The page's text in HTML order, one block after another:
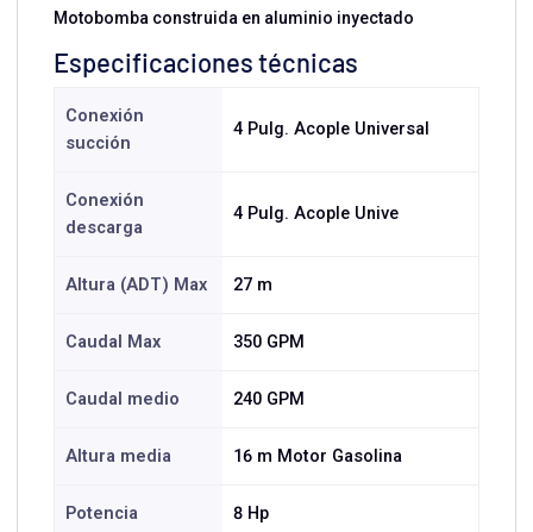
Motobomba construida en aluminio inyectado
Especificaciones técnicas
Conexión
succión
4 Pulg. Acople Universal
Conexión
descarga
4 Pulg. Acople Unive
Altura (ADT) Max 27 m
Caudal Max 350 GPM
Caudal medio 240 GPM
Altura media 16 m Motor Gasolina
Potencia 8 Hp